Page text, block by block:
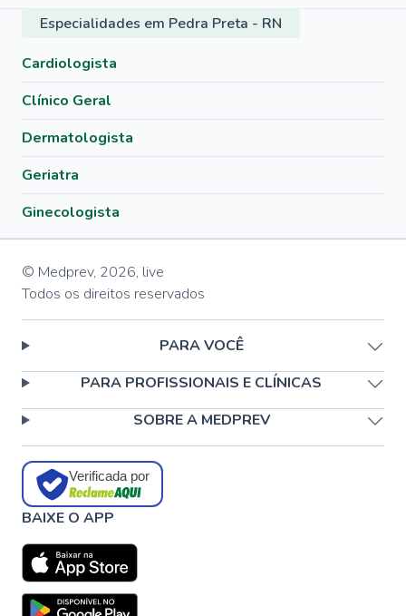
Especialidades em Pedra Preta - RN
Cardiologista
Clínico Geral
Dermatologista
Geriatra
Ginecologista
© Medprev, 2026, live
Todos os direitos reservados
PARA VOCÊ
PARA PROFISSIONAIS E CLÍNICAS
SOBRE A MEDPREV
Verificada por
BAIXE O APP